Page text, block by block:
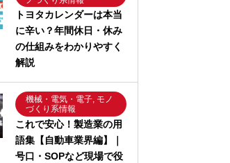
トヨタカレンダーは本当
に辛い？年間休日・休み
の仕組みをわかりやすく
解説
機械・電気・電子, モノ
づくり系情報
これで安心！製造業の用
語集【自動車業界編】｜
号口・SOPなど現場で役